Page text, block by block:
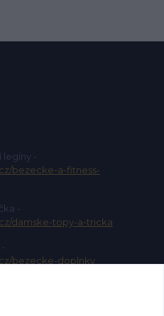
legíny -
bezecke-a-fitness-
-
damske-topy-a-tricka
bezecke-doplnky